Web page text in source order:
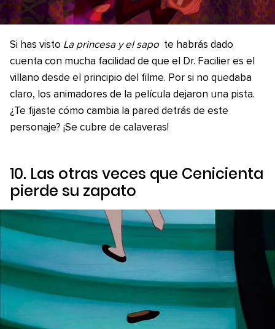
Si has visto La princesa y el sapo te habrás dado
cuenta con mucha facilidad de que el Dr. Facilier es el
villano desde el principio del filme. Por si no quedaba
claro, los animadores de la película dejaron una pista.
¿Te fijaste cómo cambia la pared detrás de este
personaje? ¡Se cubre de calaveras!
10. Las otras veces que Cenicienta
pierde su zapato